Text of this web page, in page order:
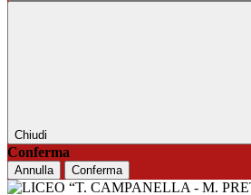
Chiudi
Conferma
Annulla Conferma